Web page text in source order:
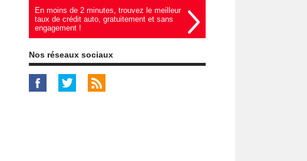
En moins de 2 minutes, trouvez le meilleur
taux de crédit auto, gratuitement et sans
engagement !
Nos réseaux sociaux